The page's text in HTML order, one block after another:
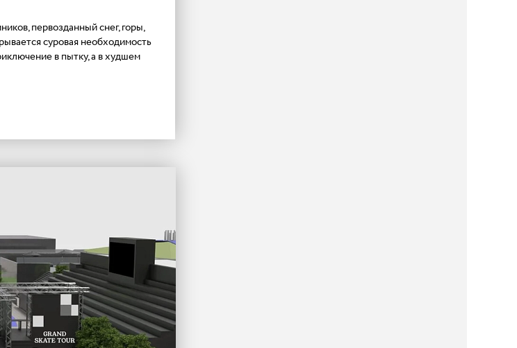
первозданный снег, горы,
суровая необходимость
в пытку, а в худшем